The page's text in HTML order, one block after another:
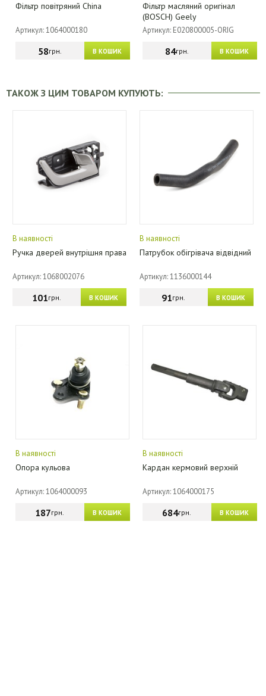
Фільтр повітряний China
Артикул: 1064000180
В КОШИК
58грн.
Фільтр масляний оригінал
(BOSCH) Geely
Артикул: E020800005-ORIG
В КОШИК
84грн.
ТАКОЖ З ЦИМ ТОВАРОМ КУПУЮТЬ:
В наявності
Ручка дверей внутрішня права
Артикул: 1068002076
В КОШИК
101грн.
В наявності
Патрубок обігрівача відвідний
Артикул: 1136000144
В КОШИК
91грн.
В наявності
Опора кульова
Артикул: 1064000093
В КОШИК
187грн.
В наявності
Кардан кермовий верхній
Артикул: 1064000175
В КОШИК
684грн.